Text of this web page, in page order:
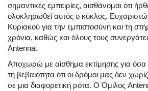
σημαντικές εμπειρίες, αισθάνομαι ότι
ολοκληρωθεί αυτός ο κύκλος.
Κυριακού για την εμπιστοσύνη και τη
χρόνια, καθώς και όλους τους
Antenna.
Αποχωρώ με αίσθημα εκτίμησης για όσα
τη βεβαιότητα ότι οι δρόμοι μας δεν
σε μια διαφορετική ρότα. Ο Όμιλος